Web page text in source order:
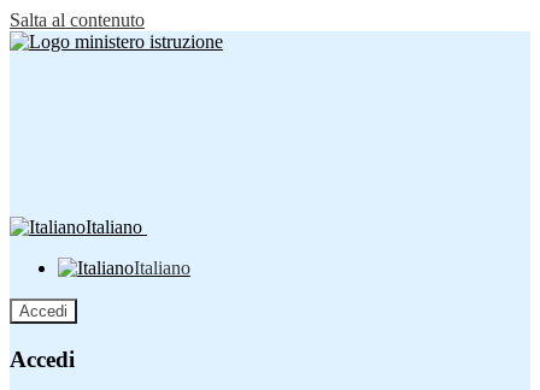
Salta al contenuto
Italiano
Italiano
Accedi
Accedi